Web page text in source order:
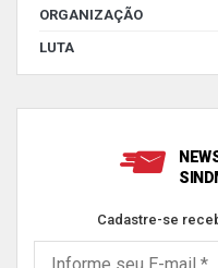
ORGANIZAÇÃO
LUTA
Cadastre-se